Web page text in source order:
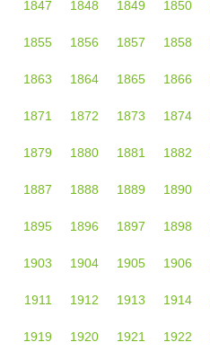
1847 1848 1849 1850
1855 1856 1857 1858
1863 1864 1865 1866
1871 1872 1873 1874
1879 1880 1881 1882
1887 1888 1889 1890
1895 1896 1897 1898
1903 1904 1905 1906
1911 1912 1913 1914
1919 1920 1921 1922